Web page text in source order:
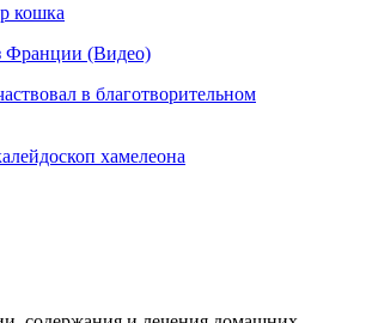
кошка
Франции (Видео)
в благотворительном
хамелеона